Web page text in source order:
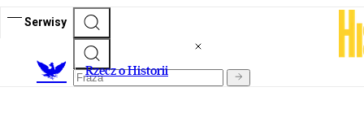
Serwisy
Rzecz o Historii